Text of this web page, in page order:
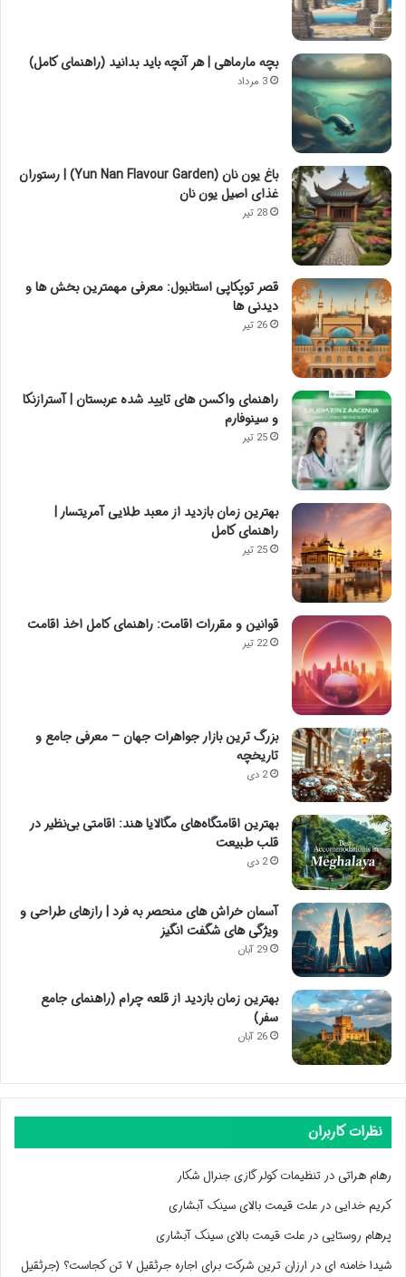
بچه مارماهی | هر آنچه باید بدانید (راهنمای کامل)
3 مرداد
باغ یون نان (Yun Nan Flavour Garden) | رستوران
غذای اصیل یون نان
28 تیر
قصر توپکاپی استانبول: معرفی مهمترین بخش ها و
دیدنی ها
26 تیر
راهنمای واکسن های تایید شده عربستان | آسترازنکا
و سینوفارم
25 تیر
بهترین زمان بازدید از معبد طلایی آمریتسار |
راهنمای کامل
25 تیر
قوانین و مقررات اقامت: راهنمای کامل اخذ اقامت
22 تیر
بزرگ ترین بازار جواهرات جهان – معرفی جامع و
تاریخچه
2 دی
بهترین اقامتگاه‌های مگالایا هند: اقامتی بی‌نظیر در
قلب طبیعت
2 دی
آسمان خراش های منحصر به فرد | رازهای طراحی و
ویژگی های شگفت انگیز
29 آبان
بهترین زمان بازدید از قلعه چرام (راهنمای جامع
سفر)
26 آبان
نظرات کاربران
رهام هراتیدر تنظیمات کولر گازی جنرال شکار
کریم خداییدر علت قیمت بالای سینک آبشاری
پرهام روستاییدر علت قیمت بالای سینک آبشاری
شیدا خامنه ایدر
ارزان ترین شرکت برای اجاره جرثقیل ۷ تن کجاست؟ (جرثقیل